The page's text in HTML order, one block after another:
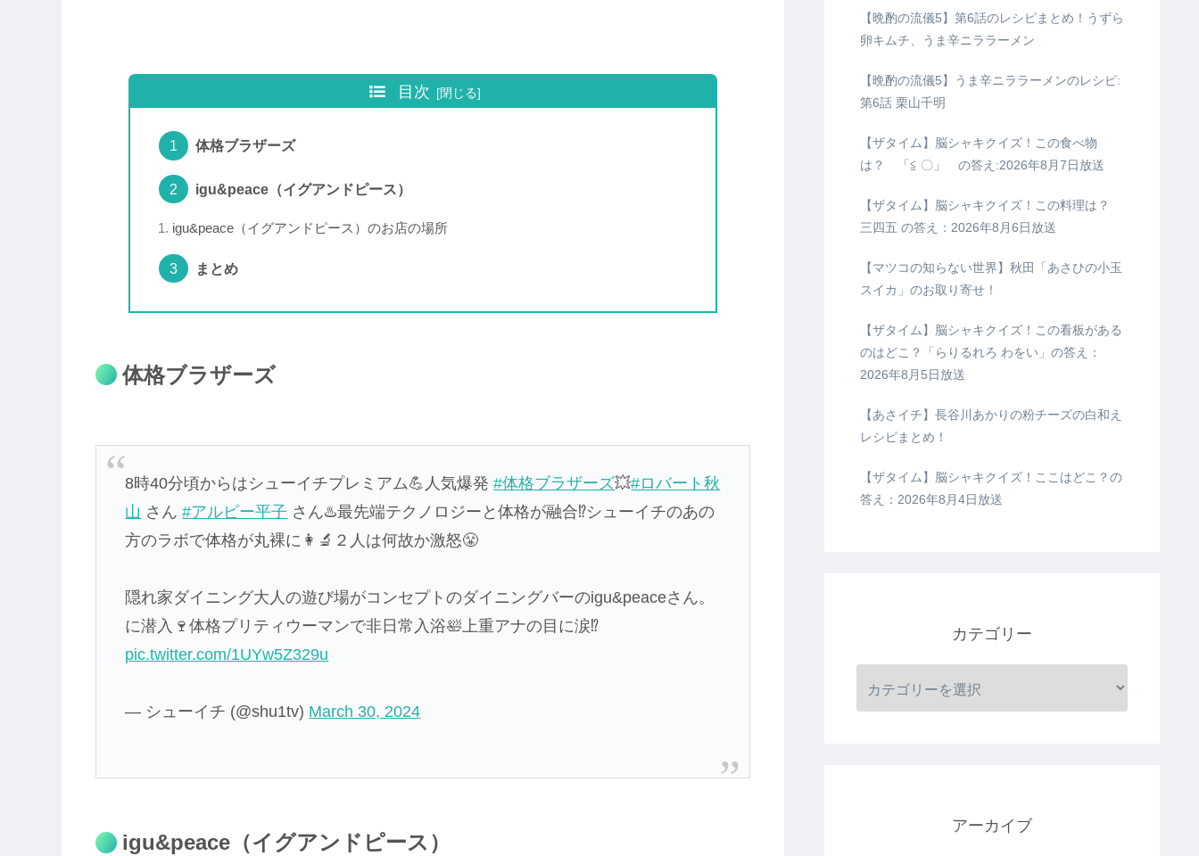
目次
体格ブラザーズ
igu&peace（イグアンドピース）
igu&peace（イグアンドピース）のお店の場所
まとめ
体格ブラザーズ
8時40分頃からはシューイチプレミアム💪人気爆発#体格ブラザーズ💥#ロバート秋
山 さん#アルピー平子 さん♨️最先端テクノロジーと体格が融合⁉️シューイチのあの
方のラボで体格が丸裸に👩‍🔬２人は何故か激怒😤
隠れ家ダイニング大人の遊び場がコンセプトのダイニングバーのigu&peaceさん。
に潜入🍷体格プリティウーマンで非日常入浴🛀上重アナの目に涙⁉️
pic.twitter.com/1UYw5Z329u
— シューイチ (@shu1tv) March 30, 2024
igu&peace（イグアンドピース）
【晩酌の流儀5】第6話のレシピまとめ！うずら
卵キムチ、うま辛ニララーメン
【晩酌の流儀5】うま辛ニララーメンのレシピ:
第6話 栗山千明
【ザタイム】脳シャキクイズ！この食べ物
は？ 「≦ 〇」 の答え:2026年8月7日放送
【ザタイム】脳シャキクイズ！この料理は？
三四五 の答え：2026年8月6日放送
【マツコの知らない世界】秋田「あさひの小玉
スイカ」のお取り寄せ！
【ザタイム】脳シャキクイズ！この看板がある
のはどこ？「らりるれろ わをい」の答え：
2026年8月5日放送
【あさイチ】長谷川あかりの粉チーズの白和え
レシピまとめ！
【ザタイム】脳シャキクイズ！ここはどこ？の
答え：2026年8月4日放送
カテゴリー
アーカイブ